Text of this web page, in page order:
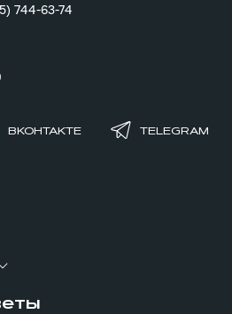
744-63-74
ВКОНТАКТЕ TELEGRAM